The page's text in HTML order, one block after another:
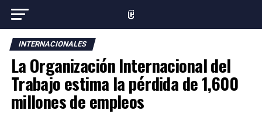
INTERNACIONALES
La Organización Internacional del
Trabajo estima la pérdida de 1,600
millones de empleos